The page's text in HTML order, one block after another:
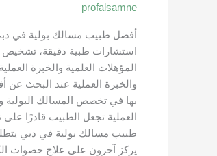
profalsamne
أفضل طبيب مسالك بولية في
استشارات طبية دقيقة، تشخيص
المؤهلات العلمية والخبرة
والخبرة العملية عند البحث عن
بها في تخصص المسالك البولية
العملية تجعل الطبيب قادرًا
طبيب مسالك بولية في دبي
يركز آخرون على علاج حصوات